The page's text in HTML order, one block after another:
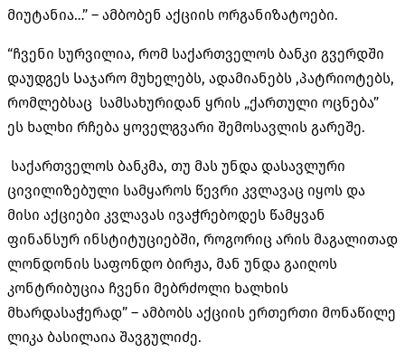
მიუტანია…” – ამბობენ აქციის ორგანიზატოები.
“ჩვენი სურვილია, რომ საქართველოს ბანკი გვერდში
დაუდგეს Საჯარო მუხელებს, ადამიანებს ,პატრიოტებს,
რომლებსაც სამსახურიდან ყრის „ქართული ოცნება”
ეს ხალხი რჩება ყოველგვარი შემოსავლის გარეშე.
საქართველოს ბანკმა, თუ მას უნდა დასავლური
ცივილიზებული სამყაროს წევრი კვლავაც იყოს და
მისი აქციები კვლავას ივაჭრებოდეს წამყვან
ფინანსურ ინსტიტუციებში, როგორიც არის მაგალითად
ლონდონის საფონდო ბირჟა, მან უნდა გაიღოს
კონტრიბუცია ჩვენი მებრძოლი ხალხის
მხარდასაჭერად” – ამბობს აქციის ერთერთი მონაწილე
ლიკა ბასილაია შავგულიძე.